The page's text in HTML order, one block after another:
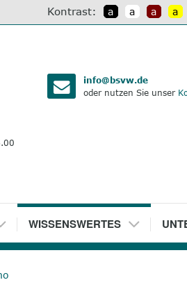
Kontrast: a a a a
info@bsvw.de
oder nutzen Sie unser
5
WISSENSWERTES 6